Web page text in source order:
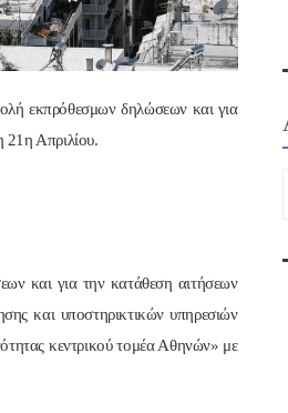
εκπρόθεσμων δηλώσεων και για
21η Απριλίου.
και για την κατάθεση αιτήσεων
και υποστηρικτικών υπηρεσιών
κεντρικού τομέα Αθηνών» με
το χαμόγελο.Την
Ευχαριστώ πολύ και την
ΣΥΣΤΗΝΩ ανεπιφύλακτα..